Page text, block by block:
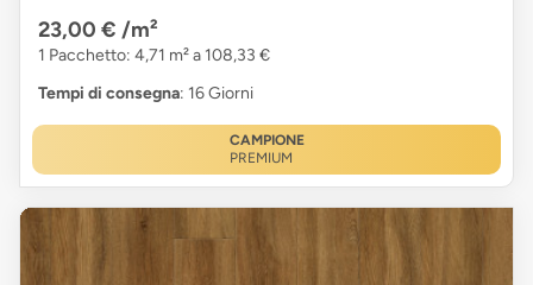
23,00 € /m²
1 Pacchetto: 4,71 m² a 108,33 €
Tempi di consegna: 16 Giorni
CAMPIONE
PREMIUM